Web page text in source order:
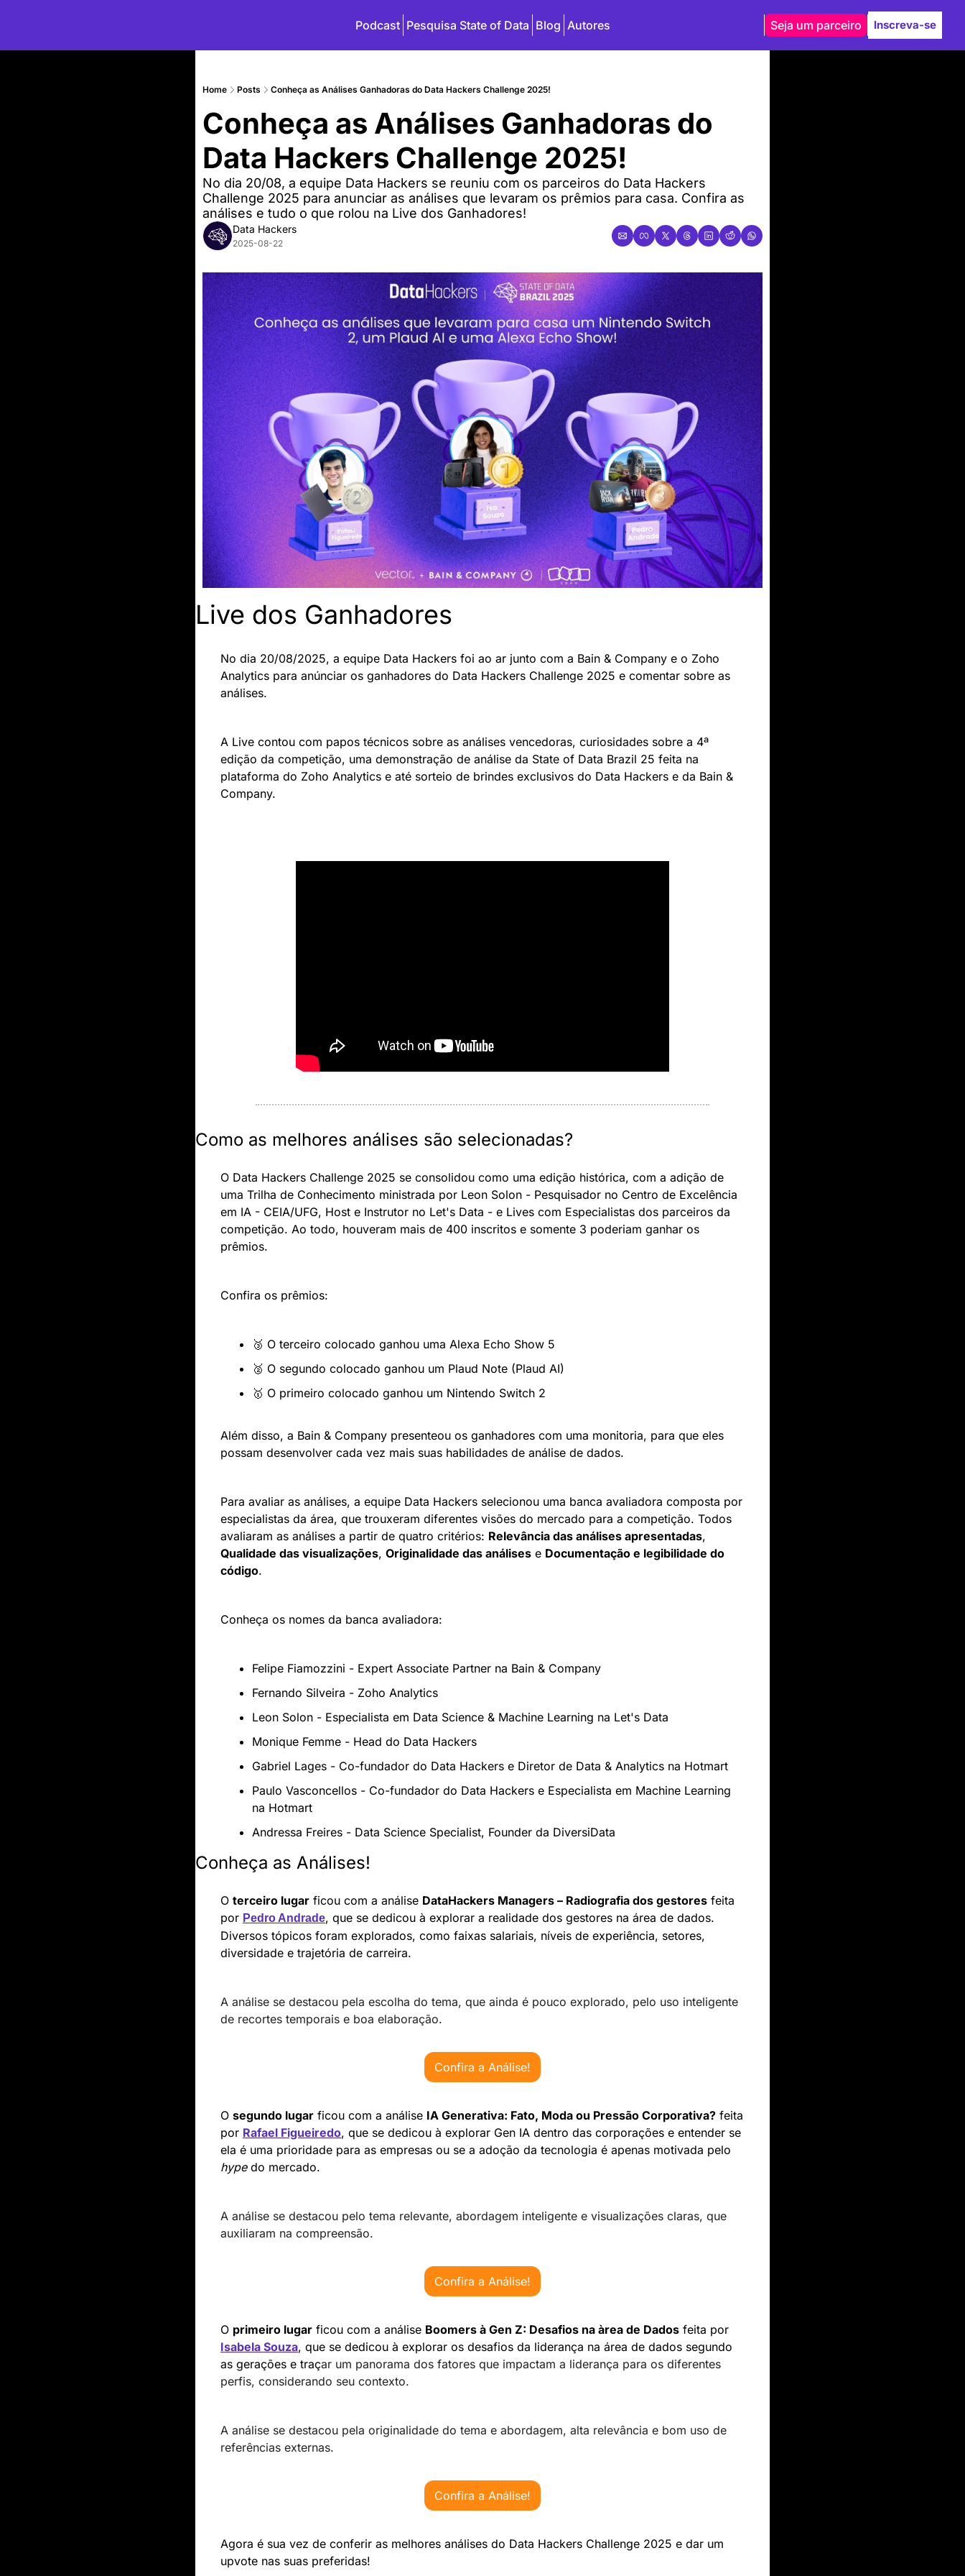
Podcast Pesquisa State of Data Blog Autores Seja um parceiro Inscreva-se
Home Posts Conheça as Análises Ganhadoras do Data Hackers Challenge 2025!
Conheça as Análises Ganhadoras do
Data Hackers Challenge 2025!
No dia 20/08, a equipe Data Hackers se reuniu com os parceiros do Data Hackers
Challenge 2025 para anunciar as análises que levaram os prêmios para casa. Confira as
análises e tudo o que rolou na Live dos Ganhadores!
Data Hackers
2025-08-22
Live dos Ganhadores
No dia 20/08/2025, a equipe Data Hackers foi ao ar junto com a Bain & Company e o Zoho
Analytics para anúnciar os ganhadores do Data Hackers Challenge 2025 e comentar sobre as
análises.
A Live contou com papos técnicos sobre as análises vencedoras, curiosidades sobre a 4ª
edição da competição, uma demonstração de análise da State of Data Brazil 25 feita na
plataforma do Zoho Analytics e até sorteio de brindes exclusivos do Data Hackers e da Bain &
Company.
Como as melhores análises são selecionadas?
O Data Hackers Challenge 2025 se consolidou como uma edição histórica, com a adição de
uma Trilha de Conhecimento ministrada por Leon Solon - Pesquisador no Centro de Excelência
em IA - CEIA/UFG, Host e Instrutor no Let's Data - e Lives com Especialistas dos parceiros da
competição. Ao todo, houveram mais de 400 inscritos e somente 3 poderiam ganhar os
prêmios.
Confira os prêmios:
🥉 O terceiro colocado ganhou uma Alexa Echo Show 5
🥈 O segundo colocado ganhou um Plaud Note (Plaud AI)
🥇 O primeiro colocado ganhou um Nintendo Switch 2
Além disso, a Bain & Company presenteou os ganhadores com uma monitoria, para que eles
possam desenvolver cada vez mais suas habilidades de análise de dados.
Para avaliar as análises, a equipe Data Hackers selecionou uma banca avaliadora composta por
especialistas da área, que trouxeram diferentes visões do mercado para a competição. Todos
avaliaram as análises a partir de quatro critérios: Relevância das análises apresentadas
Qualidade das visualizações, Originalidade das análises e Documentação e legibilidade do
código.
Conheça os nomes da banca avaliadora:
Felipe Fiamozzini - Expert Associate Partner na Bain & Company
Fernando Silveira - Zoho Analytics
Leon Solon - Especialista em Data Science & Machine Learning na Let's Data
Monique Femme - Head do Data Hackers
Gabriel Lages - Co-fundador do Data Hackers e Diretor de Data & Analytics na Hotmart
Paulo Vasconcellos - Co-fundador do Data Hackers e Especialista em Machine Learning
na Hotmart
Andressa Freires - Data Science Specialist, Founder da DiversiData
Conheça as Análises!
O terceiro lugar ficou com a análise DataHackers Managers – Radiografia dos gestores feita
por Pedro Andrade, que se dedicou à explorar a realidade dos gestores na área de dados.
Diversos tópicos foram explorados, como faixas salariais, níveis de experiência, setores,
diversidade e trajetória de carreira.
A análise se destacou pela escolha do tema, que ainda é pouco explorado, pelo uso inteligente
de recortes temporais e boa elaboração.
Confira a Análise!
O segundo lugar ficou com a análise IA Generativa: Fato, Moda ou Pressão Corporativa? feita
por Rafael Figueiredo, que se dedicou à explorar Gen IA dentro das corporações e entender se
hype do mercado.
A análise se destacou pelo tema relevante, abordagem inteligente e visualizações claras, que
auxiliaram na compreensão.
Confira a Análise!
O primeiro lugar ficou com a análise Boomers à Gen Z: Desafios na àrea de Dados feita por
Isabela Souza, que se dedicou à explorar os desafios da liderança na área de dados segundo
as gerações e traçar um panorama dos fatores que impactam a liderança para os diferentes
perfis, considerando seu contexto.
A análise se destacou pela originalidade do tema e abordagem, alta relevância e bom uso de
referências externas.
Confira a Análise!
Agora é sua vez de conferir as melhores análises do Data Hackers Challenge 2025 e dar um
upvote nas suas preferidas!